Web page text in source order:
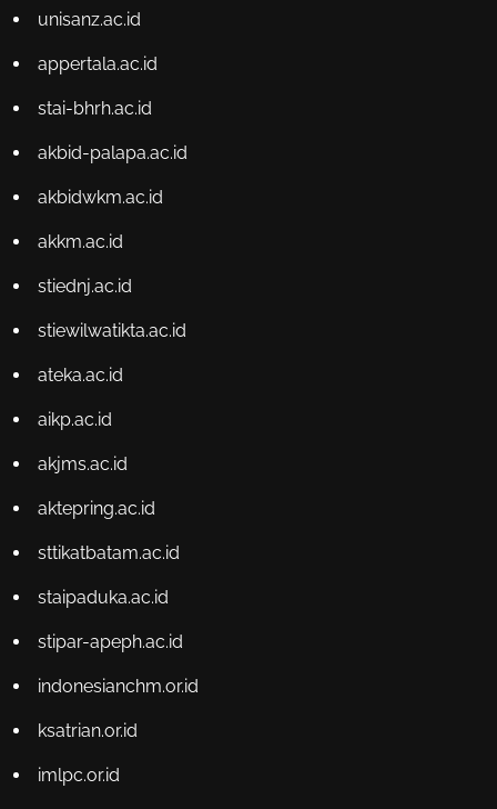
unisanz.ac.id
appertala.ac.id
stai-bhrh.ac.id
akbid-palapa.ac.id
akbidwkm.ac.id
akkm.ac.id
stiednj.ac.id
stiewilwatikta.ac.id
ateka.ac.id
aikp.ac.id
akjms.ac.id
aktepring.ac.id
sttikatbatam.ac.id
staipaduka.ac.id
stipar-apeph.ac.id
indonesianchm.or.id
ksatrian.or.id
imlpc.or.id